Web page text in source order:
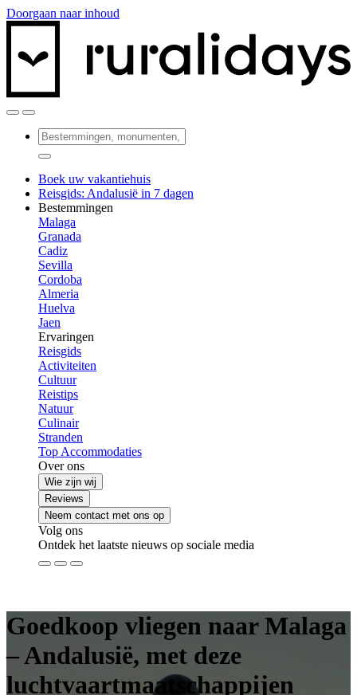
Doorgaan naar inhoud
Boek uw vakantiehuis
Reisgids: Andalusië in 7 dagen
Bestemmingen
Malaga
Granada
Cadiz
Sevilla
Cordoba
Almeria
Huelva
Jaen
Ervaringen
Reisgids
Activiteiten
Cultuur
Reistips
Natuur
Culinair
Stranden
Top Accommodaties
Over ons
Wie zijn wij
Reviews
Neem contact met ons op
Volg ons
Ontdek het laatste nieuws op sociale media
Goedkoop vliegen naar Malaga
– Andalusië, met deze
luchtvaartmaatschappijen